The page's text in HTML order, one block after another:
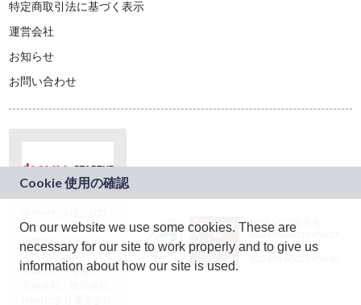
特定商取引法に基づく表示
運営会社
お知らせ
お問い合わせ
ドコモグループの新
規事業創出プログラ
ム「docomo
STARTUP」を通じて
JASRAC許諾番号：
9024936001Y45037
JASRAC許諾番号：
On our website we use some cookies. These are
necessary for our site to work properly and to give us
information about how our site is used.